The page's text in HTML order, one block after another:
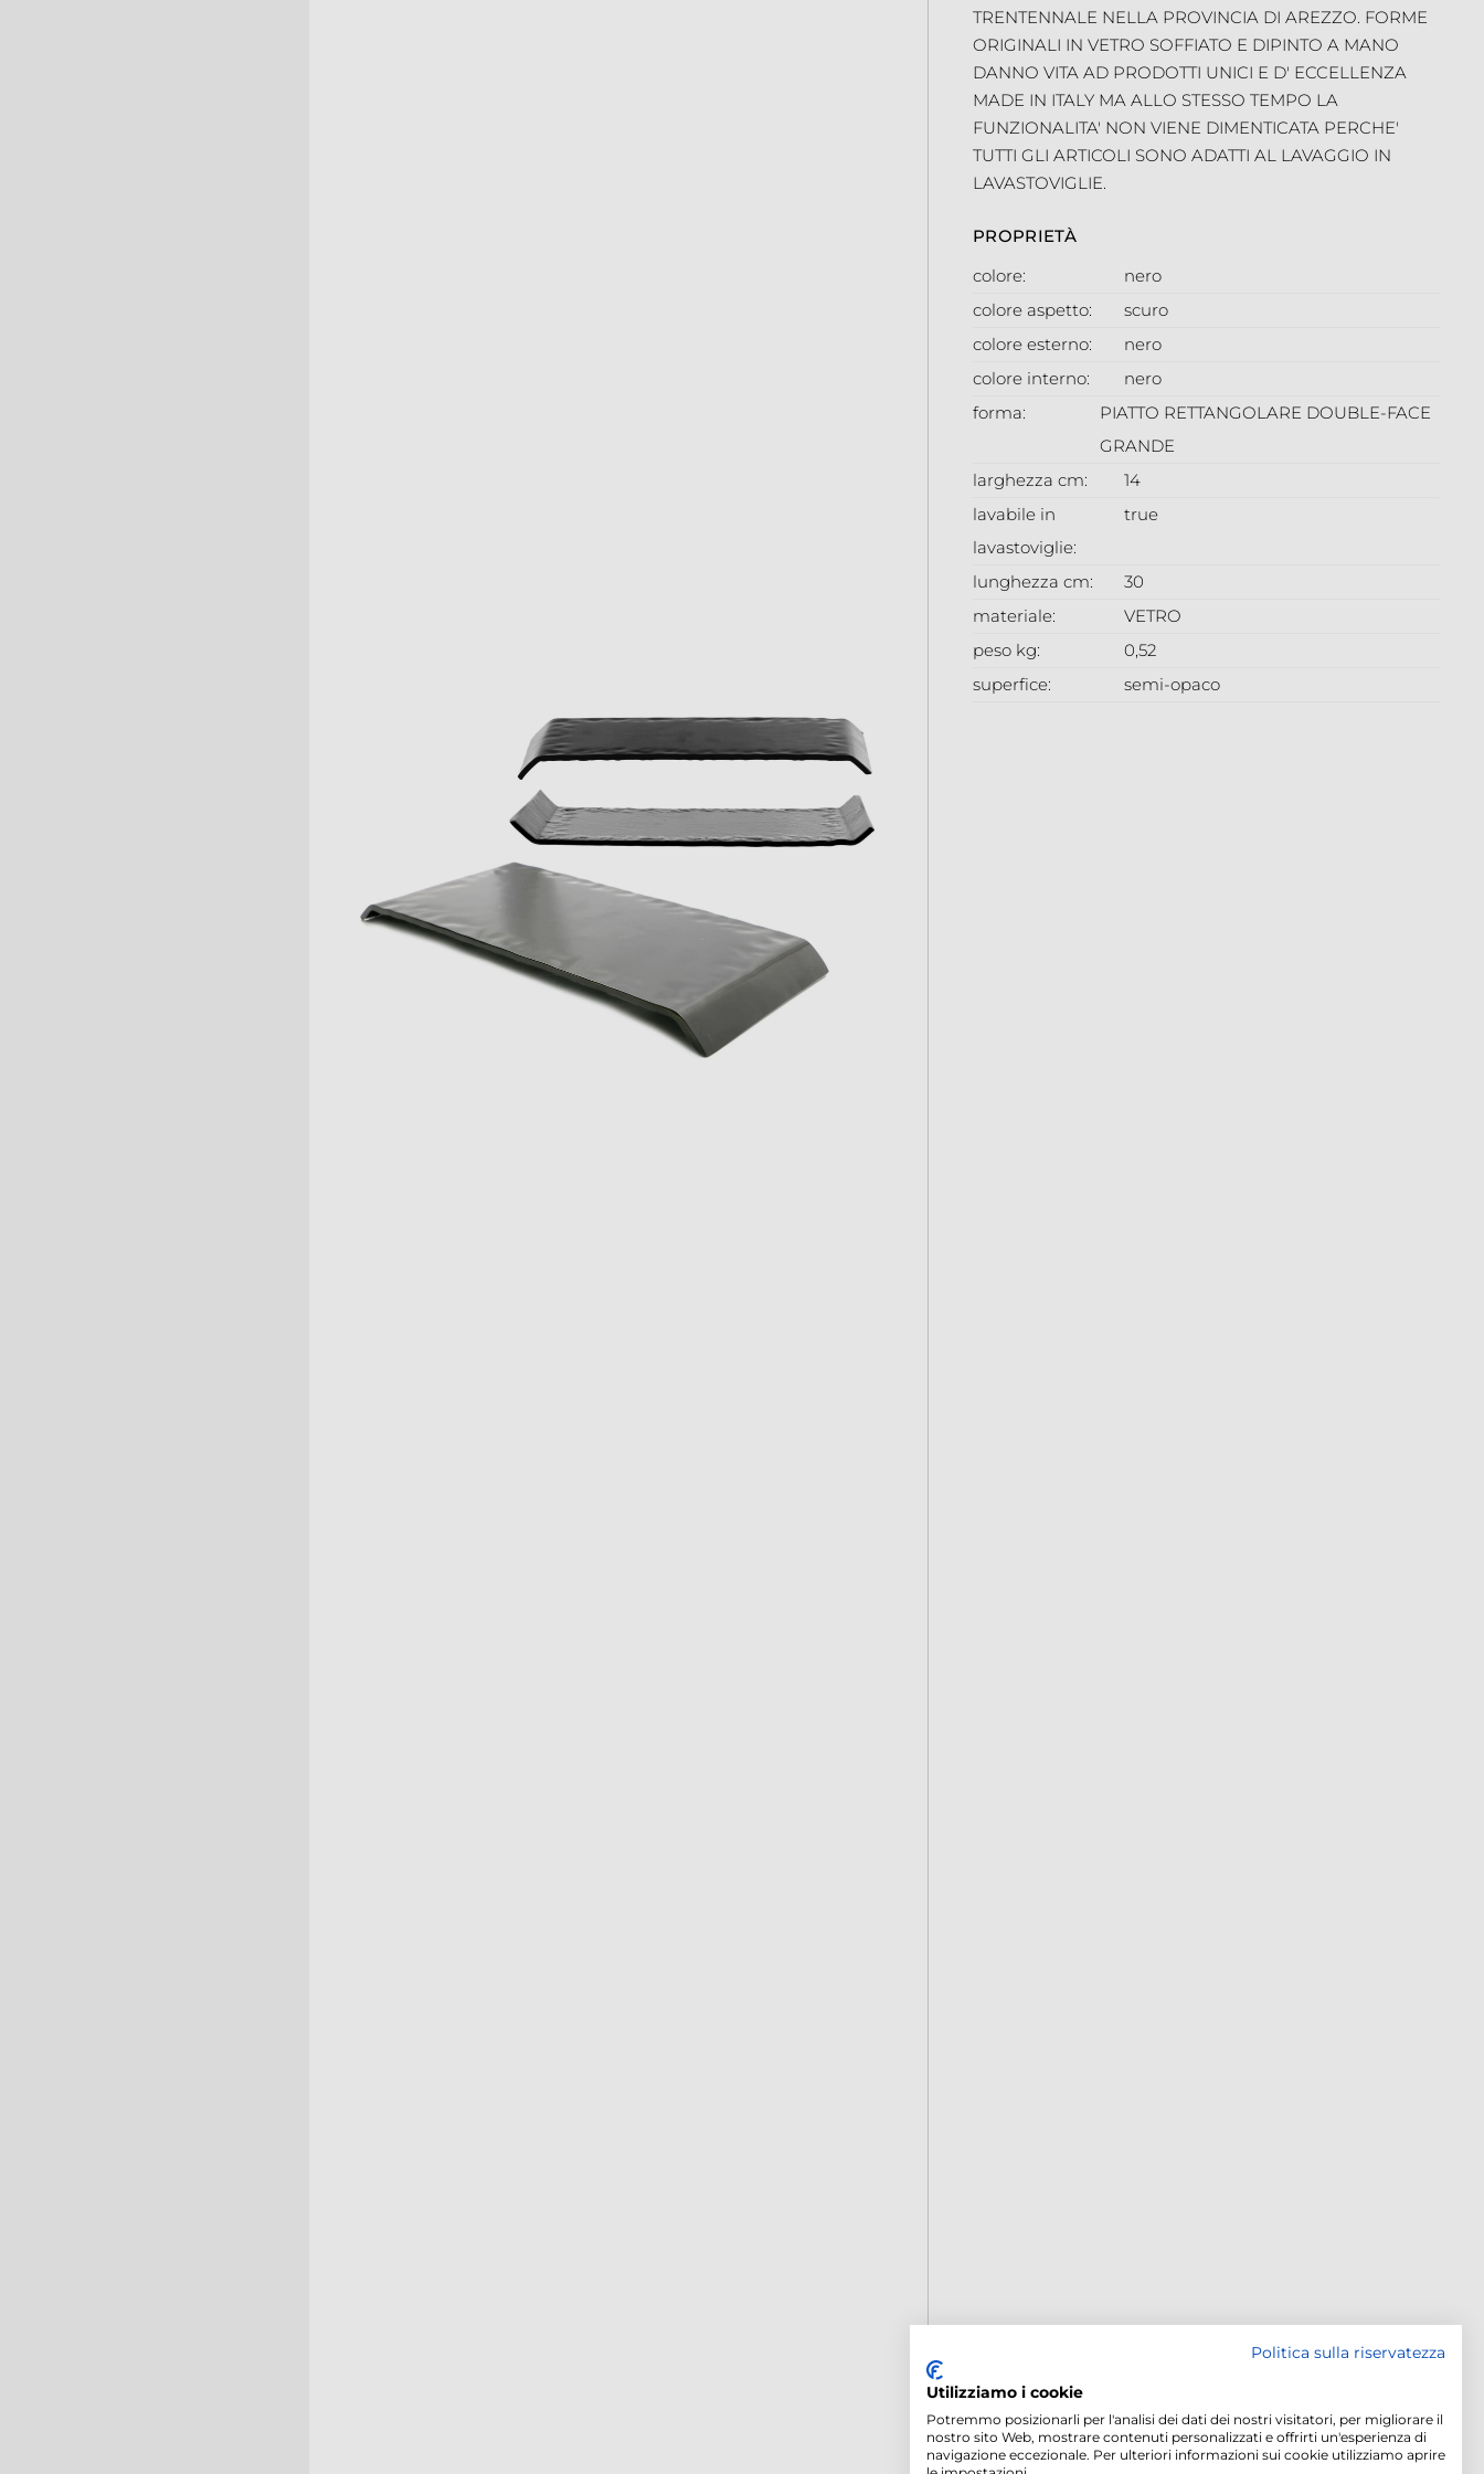
TRENTENNALE NELLA PROVINCIA DI AREZZO. FORME
ORIGINALI IN VETRO SOFFIATO E DIPINTO A MANO
DANNO VITA AD PRODOTTI UNICI E D' ECCELLENZA
MADE IN ITALY MA ALLO STESSO TEMPO LA
FUNZIONALITA' NON VIENE DIMENTICATA PERCHE'
TUTTI GLI ARTICOLI SONO ADATTI AL LAVAGGIO IN
LAVASTOVIGLIE.
PROPRIETÀ
colore:
nero
colore aspetto:
scuro
colore esterno:
nero
colore interno:
nero
forma:
PIATTO RETTANGOLARE DOUBLE-FACE
GRANDE
larghezza cm:
14
lavabile in
lavastoviglie:
true
lunghezza cm:
30
materiale:
VETRO
peso kg:
0,52
superfice:
semi-opaco
Politica sulla riservatezza
Utilizziamo i cookie
Potremmo posizionarli per l'analisi dei dati dei nostri visitatori, per migliorare il
nostro sito Web, mostrare contenuti personalizzati e offrirti un'esperienza di
navigazione eccezionale. Per ulteriori informazioni sui cookie utilizziamo aprire